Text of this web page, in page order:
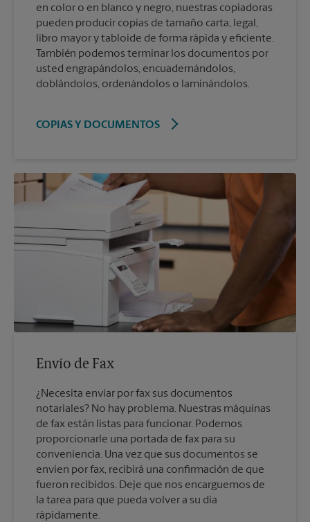
en color o en blanco y negro, nuestras copiadoras
pueden producir copias de tamaño carta, legal,
libro mayor y tabloide de forma rápida y eficiente.
También podemos terminar los documentos por
usted engrapándolos, encuadernándolos,
doblándolos, ordenándolos o laminándolos.
COPIAS Y DOCUMENTOS
Envío de Fax
¿Necesita enviar por fax sus documentos
notariales? No hay problema. Nuestras máquinas
de fax están listas para funcionar. Podemos
proporcionarle una portada de fax para su
conveniencia. Una vez que sus documentos se
envíen por fax, recibirá una confirmación de que
fueron recibidos. Deje que nos encarguemos de
la tarea para que pueda volver a su día
rápidamente.